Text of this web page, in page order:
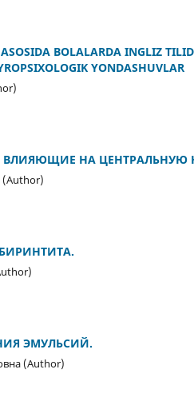
BOLALARDA INGLIZ
YONDASHUVLAR
ВЛИЯЮЩИЕ НА ЦЕНТРАЛЬНУЮ
(Author)
ЭМУЛЬСИЙ.
(Author)